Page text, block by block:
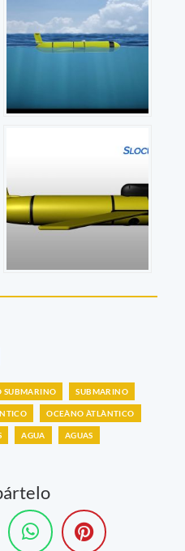
SUBMARINO SUBMARINO
OCEÀNO ÀTLÀNTICO
AGUA AGUAS